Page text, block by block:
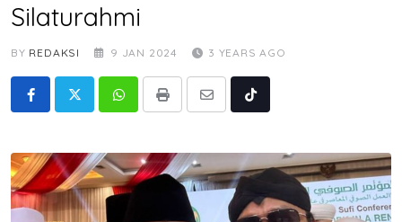
Silaturahmi
BY REDAKSI 9 JAN 2024 3 YEARS AGO
WhatsappPrint
Share
Tiktok